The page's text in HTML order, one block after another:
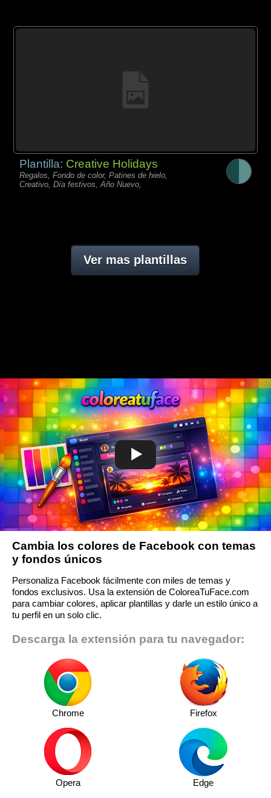
Plantilla: Creative Holidays
Regalos, Fondo de color, Patines de hielo,
Creativo, Día festivos, Año Nuevo,
Ver mas plantillas
Cambia los colores de Facebook con temas
y fondos únicos
Personaliza Facebook fácilmente con miles de temas y
fondos exclusivos. Usa la extensión de ColoreaTuFace.com
para cambiar colores, aplicar plantillas y darle un estilo único a
tu perfil en un solo clic.
Descarga la extensión para tu navegador:
Chrome Firefox
Opera Edge